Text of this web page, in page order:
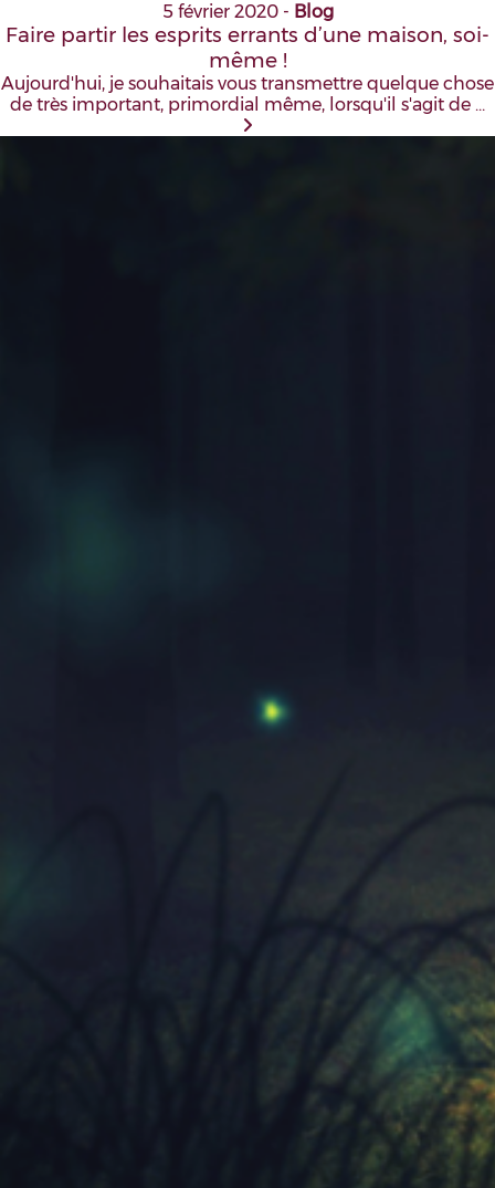
5 février 2020- Blog
Faire partir les esprits errants d’une maison, soi-
même !
Aujourd'hui, je souhaitais vous transmettre quelque chose
de très important, primordial même, lorsqu'il s'agit de …